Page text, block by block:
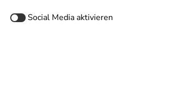
Social Mediaaktivieren